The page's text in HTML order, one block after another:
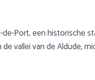
Port, een historische
vallei van de Aldude,